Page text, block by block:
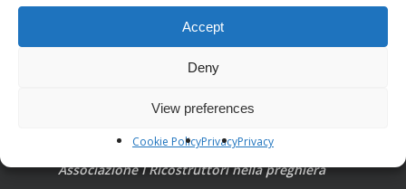
Accept
Deny
View preferences
Cookie PolicyPrivacyPrivacy
Associazione I Ricostruttori nella preghiera